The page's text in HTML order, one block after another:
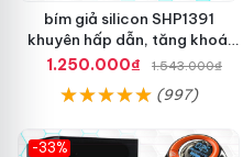
bím giả silicon SHP1391
khuyên hấp dẫn, tăng khoái
cảm mua ngay
1.250.000₫ 1.543.000₫
(997)
-33%